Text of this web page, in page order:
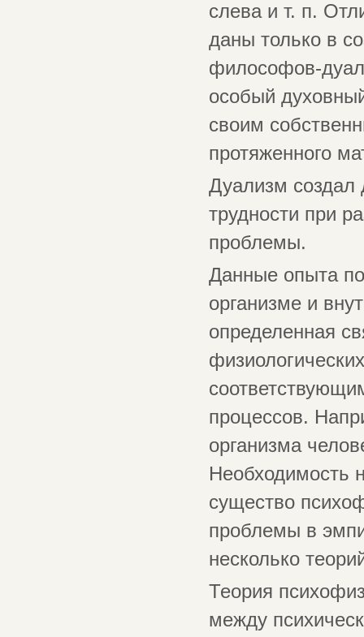
слева и т. п.
даны только в
философов-
особый
своим
протяженного
Дуализм создал
трудности при
проблемы.
Данные опыта
организме и
определенная
процессов.
организма
Необходимость
существо
проблемы в
несколько
Теория
между